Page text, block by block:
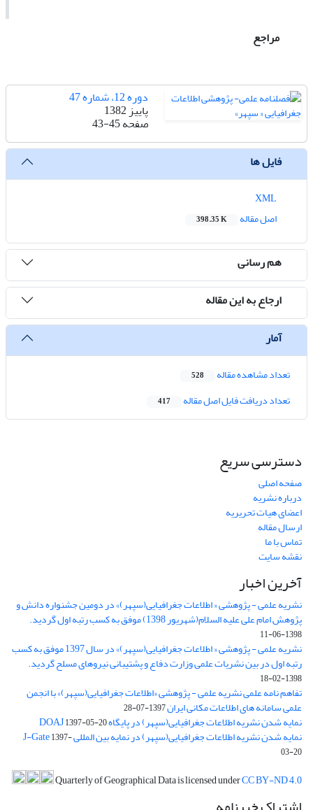
مراجع
دوره 12، شماره 47
پاییز 1382
صفحه43-45
فایل ها
اصل مقاله
398.35 K
هم رسانی
ارجاع به این مقاله
آمار
تعداد مشاهده مقاله 528
تعداد دریافت فایل اصل مقاله 417
دسترسی سریع
صفحه اصلی
درباره نشریه
اعضای هیات تحریریه
ارسال مقاله
تماس با ما
نقشه سایت
آخرین اخبار
نشریه علمی - پژوهشی « اطلاعات جغرافیایی(سپهر)» در دومین جشنواره دانش و
پژوهش امام علی علیه السلام(شهریور 1398) موفق به کسب رتبه اول گردید.
1398-06-11
نشریه علمی - پژوهشی « اطلاعات جغرافیایی(سپهر)» در سال 1397 موفق به کسب
رتبه اول در بین نشریات علمی وزارت دفاع و پشتیبانی نیروهای مسلح گردید.
1398-02-18
تفاهم نامه علمی نشریه علمی - پژوهشی «اطلاعات جغرافیایی(سپهر)» با انجمن
علمی سامانه های اطلاعات مکانی ایران1397-07-28
نمایه شدن نشریه اطلاعات جغرافیایی(سپهر) در پایگاه DOAJ1397-05-20
نمایه شدن نشریه اطلاعات جغرافیایی(سپهر) در نمایه بین المللی J-Gate1397-
03-20
Quarterly of Geographical Data is licensed underCC BY-ND 4.0